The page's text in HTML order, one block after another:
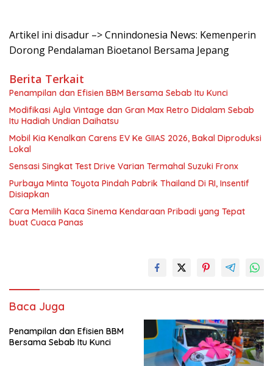
Artikel ini disadur –> Cnnindonesia News: Kemenperin
Dorong Pendalaman Bioetanol Bersama Jepang
Berita Terkait
Penampilan dan Efisien BBM Bersama Sebab Itu Kunci
Modifikasi Ayla Vintage dan Gran Max Retro Didalam Sebab
Itu Hadiah Undian Daihatsu
Mobil Kia Kenalkan Carens EV Ke GIIAS 2026, Bakal Diproduksi
Lokal
Sensasi Singkat Test Drive Varian Termahal Suzuki Fronx
Purbaya Minta Toyota Pindah Pabrik Thailand Di RI, Insentif
Disiapkan
Cara Memilih Kaca Sinema Kendaraan Pribadi yang Tepat
buat Cuaca Panas
Baca Juga
Penampilan dan Efisien BBM
Bersama Sebab Itu Kunci